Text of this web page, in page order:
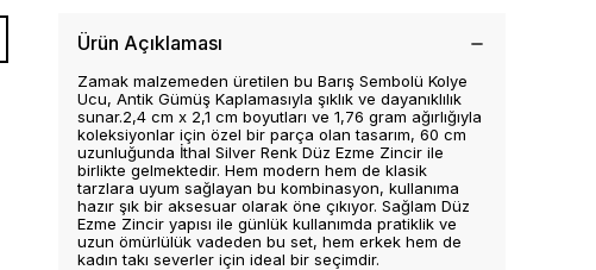
Ürün Açıklaması
Zamak malzemeden üretilen bu Barış Sembolü Kolye
Ucu, Antik Gümüş Kaplamasıyla şıklık ve dayanıklılık
sunar.2,4 cm x 2,1 cm boyutları ve 1,76 gram ağırlığıyla
koleksiyonlar için özel bir parça olan tasarım, 60 cm
uzunluğunda İthal Silver Renk Düz Ezme Zincir ile
birlikte gelmektedir. Hem modern hem de klasik
tarzlara uyum sağlayan bu kombinasyon, kullanıma
hazır şık bir aksesuar olarak öne çıkıyor. Sağlam Düz
Ezme Zincir yapısı ile günlük kullanımda pratiklik ve
uzun ömürlülük vadeden bu set, hem erkek hem de
kadın takı severler için ideal bir seçimdir.